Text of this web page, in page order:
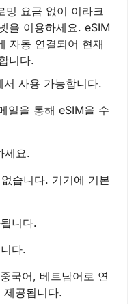
밍 요금 없이 이라크
을 이용하세요. eSIM
자동 연결되어 현재
니다.
사용 가능합니다.
일을 통해 eSIM을 수
세요.
습니다. 기기에 기본
니다.
다.
국어, 베트남어로 연
제공됩니다.